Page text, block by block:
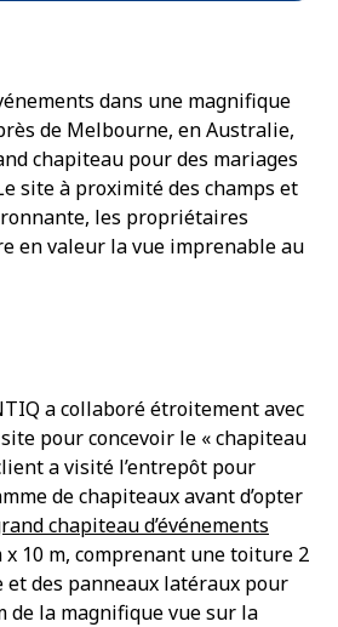
dans une magnifique
de Melbourne, en Australie,
chapiteau pour des mariages
site à proximité des champs et
les propriétaires
en valeur la vue imprenable au
a collaboré étroitement avec
pour concevoir le « chapiteau
a visité l’entrepôt pour
de chapiteaux avant d’opter
chapiteau d’événements
x 10 m, comprenant une toiture 2
des panneaux latéraux pour
de la magnifique vue sur la